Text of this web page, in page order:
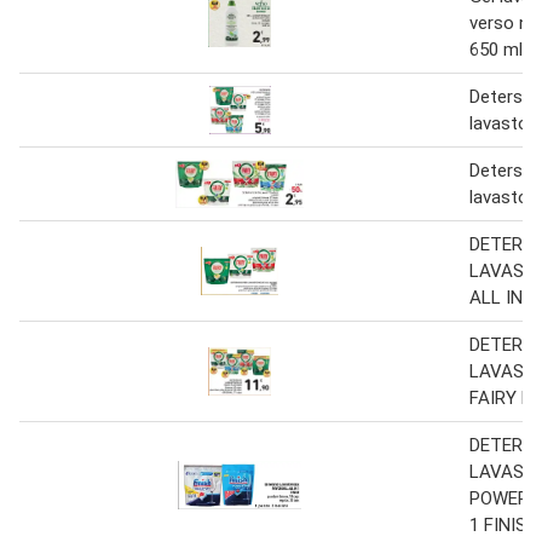
verso
650 ml
ALL IN
FAIRY
1 FINISH